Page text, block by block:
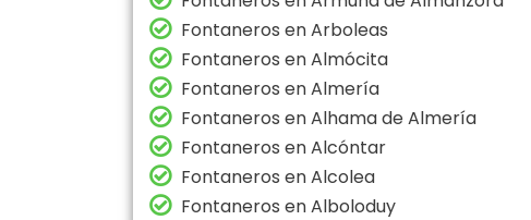
Fontaneros en Arboleas
Fontaneros en Almócita
Fontaneros en Almería
Fontaneros en Alhama de Almería
Fontaneros en Alcóntar
Fontaneros en Alcolea
Fontaneros en Alboloduy